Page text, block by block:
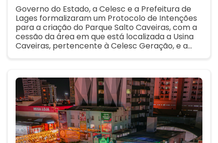
Governo do Estado, a Celesc e a Prefeitura de
Lages formalizaram um Protocolo de Intenções
para a criação do Parque Salto Caveiras, com a
cessão da área em que está localizada a Usina
Caveiras, pertencente à Celesc Geração, e a